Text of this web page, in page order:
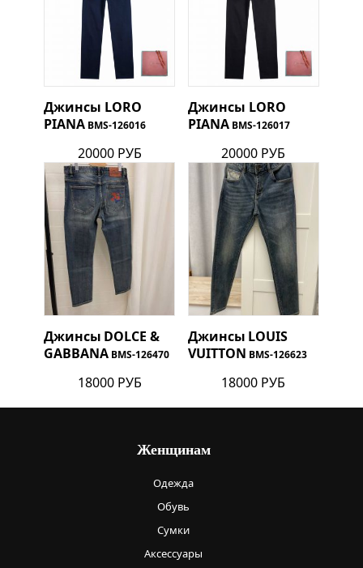
Джинсы LORO
PIANA BMS-126016
20000 РУБ
Джинсы LORO
PIANA BMS-126017
20000 РУБ
Джинсы DOLCE &
GABBANA BMS-126470
18000 РУБ
Джинсы LOUIS
VUITTON BMS-126623
18000 РУБ
Женщинам
Одежда
Обувь
Сумки
Аксессуары